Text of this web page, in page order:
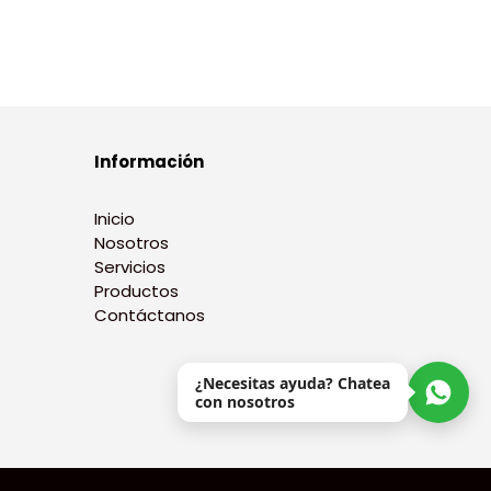
Información
Inicio
Nosotros
Servicios
Productos
Contáctanos
¿Necesitas ayuda? Chatea
con nosotros